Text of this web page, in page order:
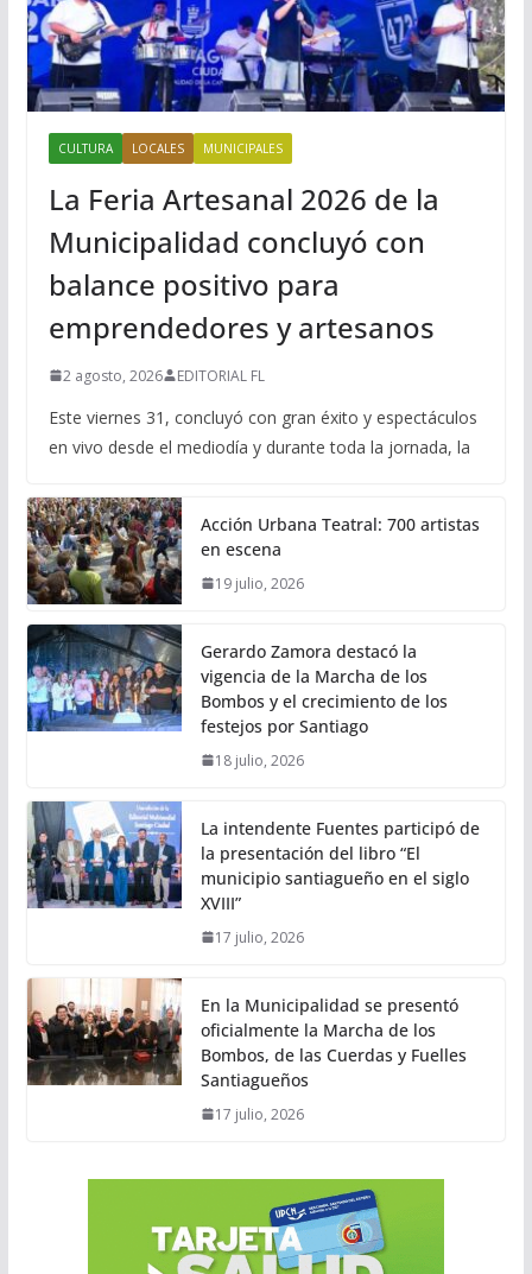
CULTURA LOCALES MUNICIPALES
La Feria Artesanal 2026 de la
Municipalidad concluyó con
balance positivo para
emprendedores y artesanos
2 agosto, 2026 EDITORIAL FL
Este viernes 31, concluyó con gran éxito y espectáculos
en vivo desde el mediodía y durante toda la jornada, la
Acción Urbana Teatral: 700 artistas
en escena
19 julio, 2026
Gerardo Zamora destacó la
vigencia de la Marcha de los
Bombos y el crecimiento de los
festejos por Santiago
18 julio, 2026
La intendente Fuentes participó de
la presentación del libro “El
municipio santiagueño en el siglo
XVIII”
17 julio, 2026
En la Municipalidad se presentó
oficialmente la Marcha de los
Bombos, de las Cuerdas y Fuelles
Santiagueños
17 julio, 2026